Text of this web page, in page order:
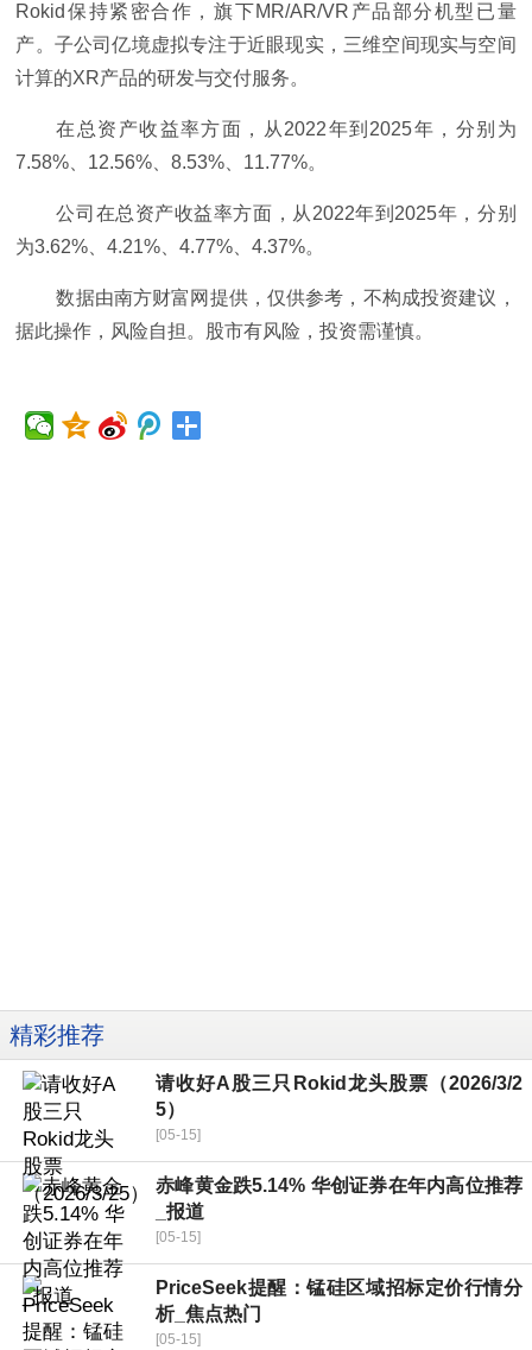
Rokid保持紧密合作，旗下MR/AR/VR产品部分机型已量
产。子公司亿境虚拟专注于近眼现实，三维空间现实与空间
计算的XR产品的研发与交付服务。
在总资产收益率方面，从2022年到2025年，分别为
7.58%、12.56%、8.53%、11.77%。
公司在总资产收益率方面，从2022年到2025年，分别
为3.62%、4.21%、4.77%、4.37%。
数据由南方财富网提供，仅供参考，不构成投资建议，
据此操作，风险自担。股市有风险，投资需谨慎。
精彩推荐
请收好A股三只Rokid龙头股票（2026/3/2
5）
[05-15]
赤峰黄金跌5.14% 华创证券在年内高位推荐
_报道
[05-15]
PriceSeek提醒：锰硅区域招标定价行情分
析_焦点热门
[05-15]